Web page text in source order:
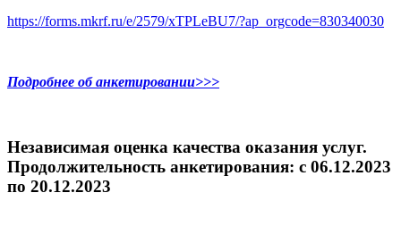
https://forms.mkrf.ru/e/2579/xTPLeBU7/?ap_orgcode=830340030
Подробнее об анкетировании>>>
Независимая оценка качества оказания услуг.
Продолжительность анкетирования: c 06.12.2023
по 20.12.2023